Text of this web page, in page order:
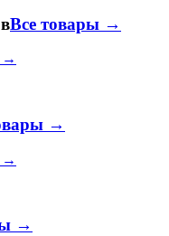
Все товары →
→
→
→
→